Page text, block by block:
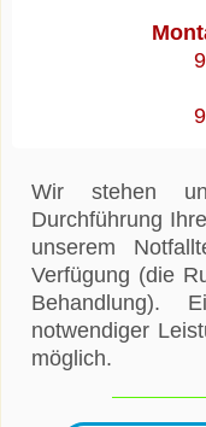
Wir stehen
Durchführung
unserem
Verfügung (die
Behandlung).
notwendiger
möglich.